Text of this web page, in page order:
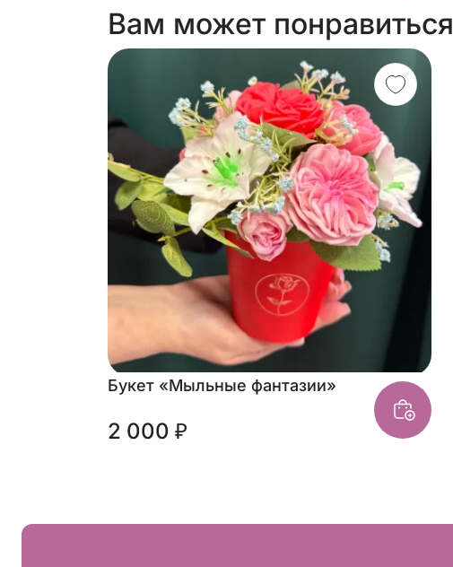
Вам может понравиться
Букет «Мыльные фантазии»
2 000 ₽